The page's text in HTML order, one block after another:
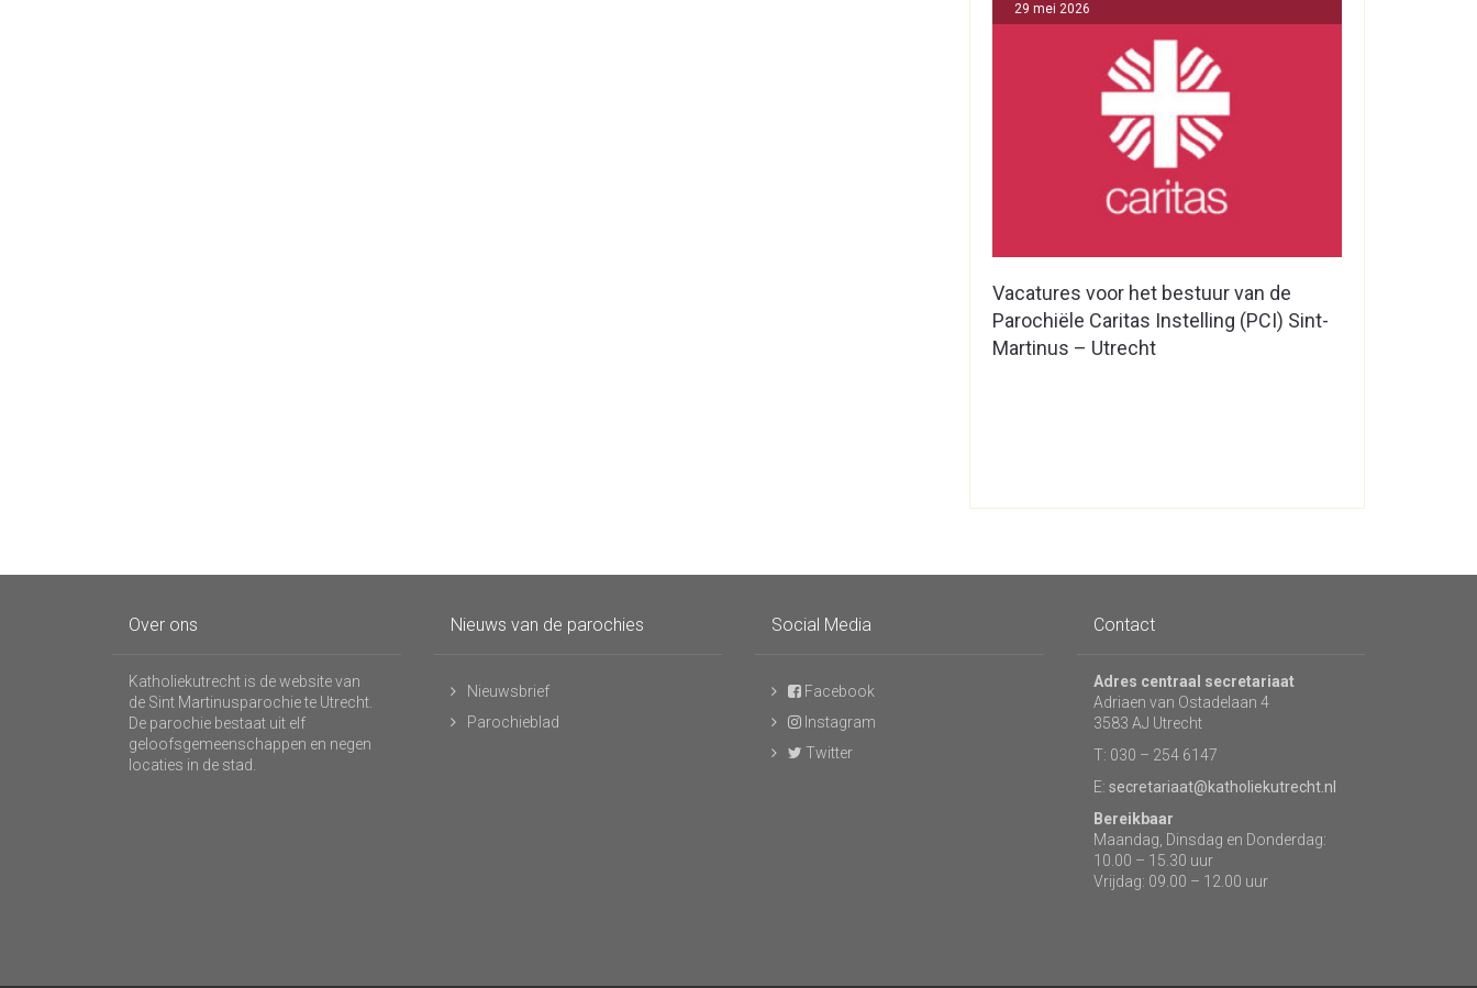
Vacatures voor het bestuur van de
Parochiële Caritas Instelling (PCI) Sint-
Martinus – Utrecht
29 mei 2026
Over ons
Katholiekutrecht is de website van
de Sint Martinusparochie te Utrecht.
De parochie bestaat uit elf
geloofsgemeenschappen en negen
locaties in de stad.
Nieuws van de parochies
Nieuwsbrief
Parochieblad
Social Media
Facebook
Instagram
Twitter
Contact
Adres centraal secretariaat
Adriaen van Ostadelaan 4
3583 AJ Utrecht
T: 030 – 254 6147
E: secretariaat@katholiekutrecht.nl
Bereikbaar
Maandag, Dinsdag en Donderdag:
10.00 – 15.30 uur
Vrijdag: 09.00 – 12.00 uur